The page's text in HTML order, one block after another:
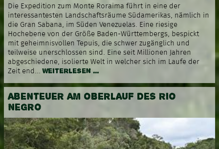
Die Expedition zum Monte Roraima führt in eine der
interessantesten Landschaftsräume Südamerikas, nämlich in
die Gran Sabana, im Süden Venezuelas. Eine riesige
Hochebene von der Größe Baden-Württembergs, bespickt
mit geheimnisvollen Tepuis, die schwer zugänglich und
teilweise unerschlossen sind. Eine seit Millionen Jahren
abgeschiedene, isolierte Welt in welcher sich im Laufe der
Zeit end...WEITERLESEN ...
ABENTEUER AM OBERLAUF DES RIO
NEGRO